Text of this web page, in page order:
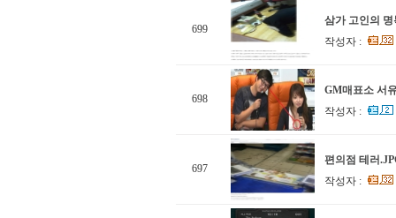
699
삼가 고인의 명
작성자 :
698
GM매표소 서
작성자 :
697
편의점 테러
작성자 :